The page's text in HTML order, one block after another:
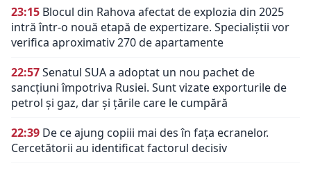
23:15 Blocul din Rahova afectat de explozia din 2025
intră într-o nouă etapă de expertizare. Specialiștii vor
verifica aproximativ 270 de apartamente
22:57Senatul SUA a adoptat un nou pachet de
sancțiuni împotriva Rusiei. Sunt vizate exporturile de
petrol și gaz, dar și țările care le cumpără
22:39 De ce ajung copiii mai des în fața ecranelor.
Cercetătorii au identificat factorul decisiv